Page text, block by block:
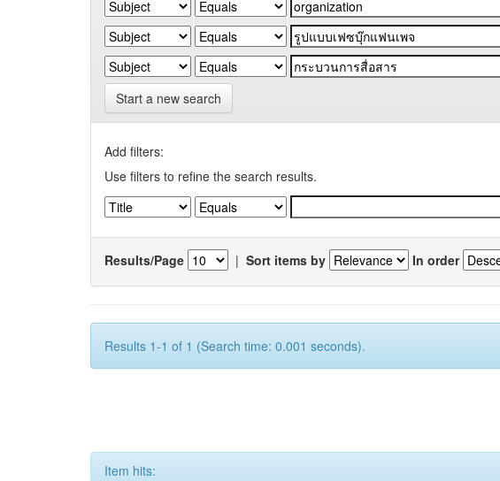
Start a new search
Add filters:
Use filters to refine the search results.
Results/Page | Sort items by In order
Results 1-1 of 1 (Search time: 0.001 seconds).
Item hits: